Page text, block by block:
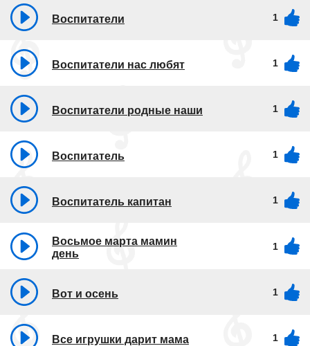
Воспитатели 1
Воспитатели нас любят 1
Воспитатели родные наши 1
Воспитатель 1
Воспитатель капитан 1
Восьмое марта мамин
день
1
Вот и осень 1
Все игрушки дарит мама 1